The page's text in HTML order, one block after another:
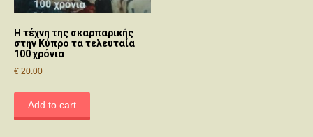
Η τέχνη της σκαρπαρικής
στην Κύπρο τα τελευταία
100 χρόνια
€ 20.00
Add to cart